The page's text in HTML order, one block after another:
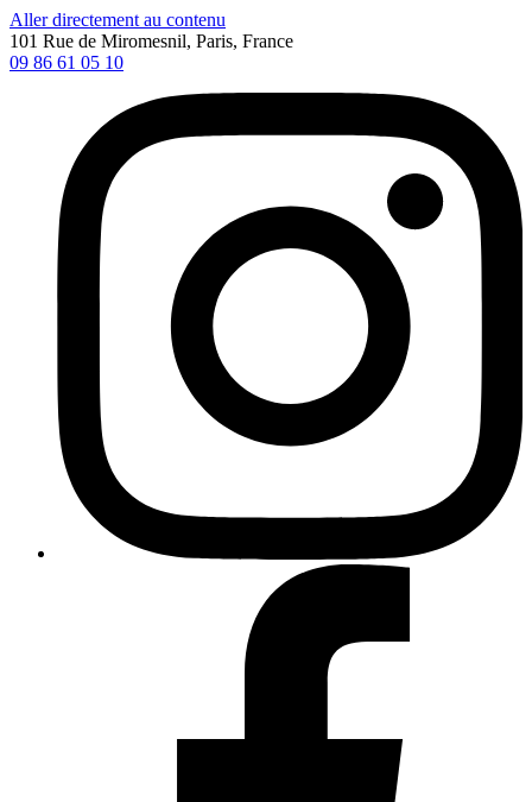
Aller directement au contenu
101 Rue de Miromesnil, Paris, France
09 86 61 05 10